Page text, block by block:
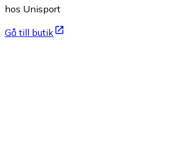
hos Unisport
Gå till butik